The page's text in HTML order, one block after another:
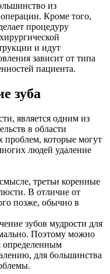
из
Кроме того,
процедуру
и идут
зависит от типа
пациента.
зуба
является одним из
в области
проблем, которые могут
людей удаление
третьи коренные
В отличие от
позже, обычно в
зубов мудрости для
Поэтому можно
определенным
для большинства